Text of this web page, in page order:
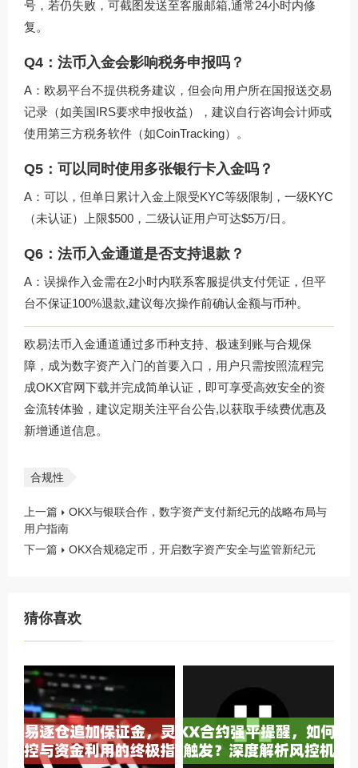
号，若仍失败，可截图发送至客服邮箱,通常24小时内修
复。
Q4：法币入金会影响税务申报吗？
A：欧易平台不提供税务建议，但会向用户所在国报送交易
记录（如美国IRS要求申报收益），建议自行咨询会计师或
使用第三方税务软件（如CoinTracking）。
Q5：可以同时使用多张银行卡入金吗？
A：可以，但单日累计入金上限受KYC等级限制，一级KYC
（未认证）上限$500，二级认证用户可达$5万/日。
Q6：法币入金通道是否支持退款？
A：误操作入金需在2小时内联系客服提供支付凭证，但平
台不保证100%退款,建议每次操作前确认金额与币种。
欧易法币入金通道通过多币种支持、极速到账与合规保
障，成为数字资产入门的首要入口，用户只需按照流程完
成OKX官网下载并完成简单认证，即可享受高效安全的资
金流转体验，建议定期关注平台公告,以获取手续费优惠及
新增通道信息。
合规性
上一篇
OKX与银联合作，数字资产支付新纪元的战略布局与
用户指南
下一篇
OKX合规稳定币，开启数字资产安全与监管新纪元
猜你喜欢